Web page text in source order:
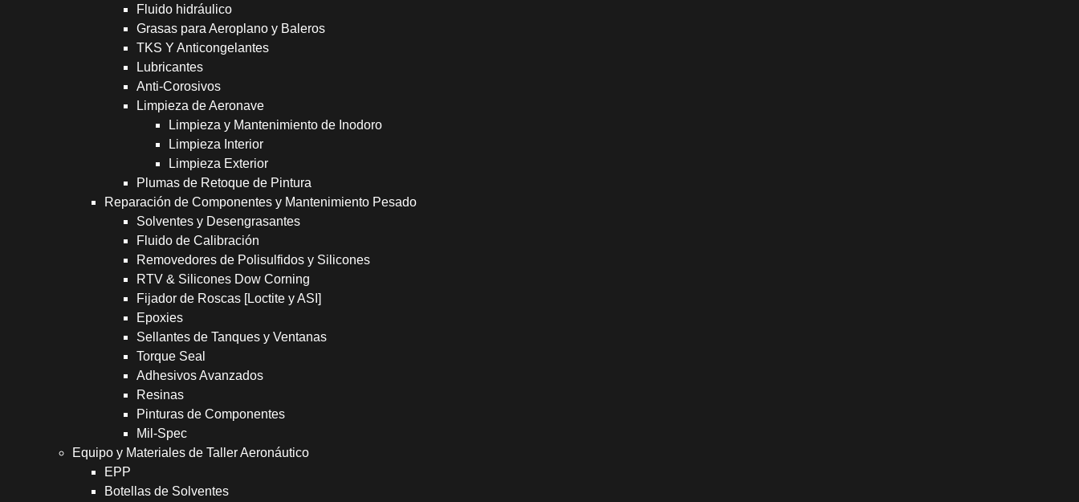
Fluido hidráulico
Grasas para Aeroplano y Baleros
TKS Y Anticongelantes
Lubricantes
Anti-Corosivos
Limpieza de Aeronave
Limpieza y Mantenimiento de Inodoro
Limpieza Interior
Limpieza Exterior
Plumas de Retoque de Pintura
Reparación de Componentes y Mantenimiento Pesado
Solventes y Desengrasantes
Fluido de Calibración
Removedores de Polisulfidos y Silicones
RTV & Silicones Dow Corning
Fijador de Roscas [Loctite y ASI]
Epoxies
Sellantes de Tanques y Ventanas
Torque Seal
Adhesivos Avanzados
Resinas
Pinturas de Componentes
Mil-Spec
Equipo y Materiales de Taller Aeronáutico
EPP
Botellas de Solventes